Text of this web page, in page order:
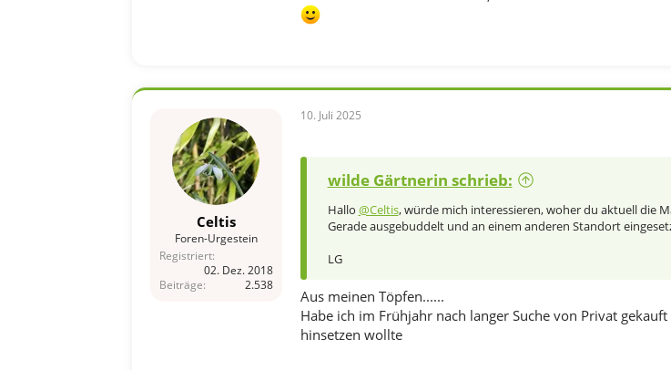
Celtis
Foren-Urgestein
Registriert
02. Dez. 2018
Beiträge
2.538
10. Juli 2025
wilde Gärtnerin schrieb:
Hallo @Celtis, würde mich interessieren, woher du aktuell die
Gerade ausgebuddelt und an einem anderen Standort
LG
Aus meinen Töpfen......
Habe ich im Frühjahr nach langer Suche von Privat
hinsetzen wollte